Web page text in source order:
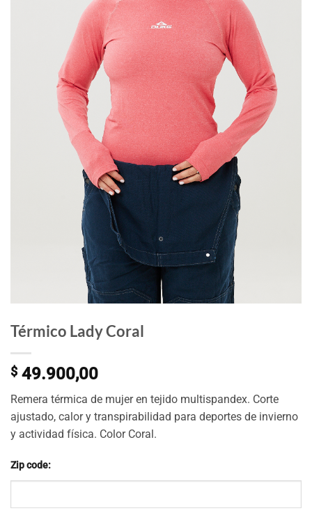
Térmico Lady Coral
$ 49.900,00
Remera térmica de mujer en tejido multispandex. Corte
ajustado, calor y transpirabilidad para deportes de invierno
y actividad física. Color Coral.
Zip code: